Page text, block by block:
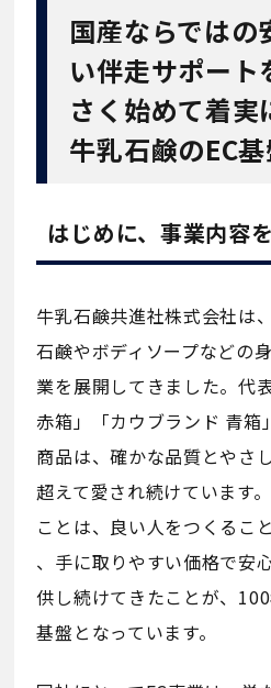
国産ならではの
い伴走サポート
さく始めて着実
牛乳石鹸のEC
はじめに、事業内容
牛乳石鹸共進社株式会社は
石鹸やボディソープなどの
業を展開してきました。代
赤箱」「カウブランド 青箱
商品は、確かな品質とやさ
超えて愛され続けています
ことは、良い人をつくるこ
、手に取りやすい価格で安
供し続けてきたことが、
基盤となっています。